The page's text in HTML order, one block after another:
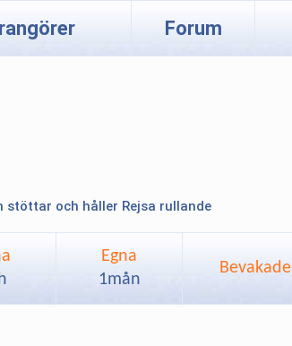
Forum
och håller Rejsa rullande
Egna
1mån
Bevakade